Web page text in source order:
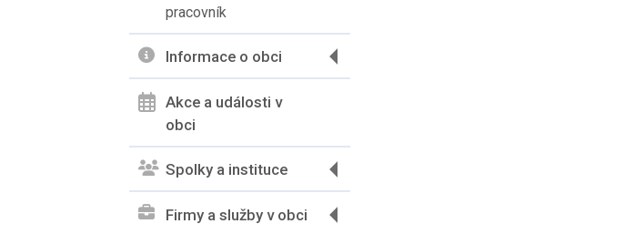
pracovník
Informace o obci
Akce a události v
obci
Spolky a instituce
Firmy a služby v obci